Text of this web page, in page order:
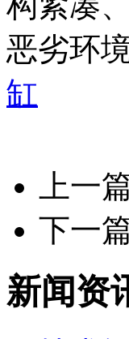
恶劣环
缸
上一
下一
新闻资